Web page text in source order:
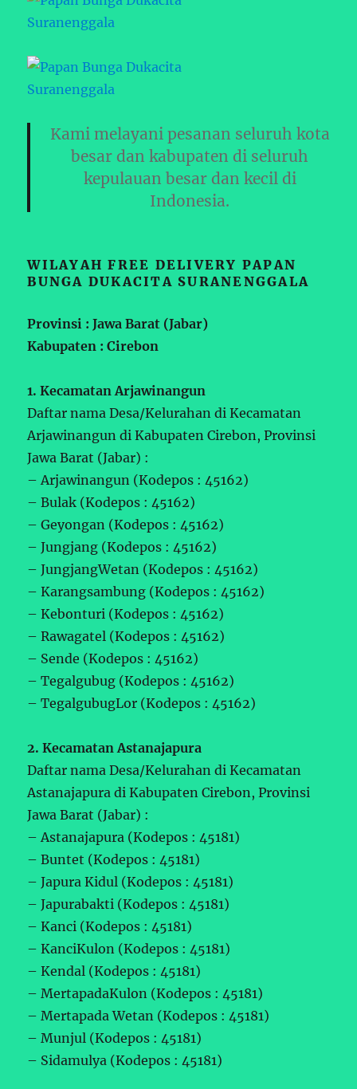
Kami melayani pesanan seluruh kota
besar dan kabupaten di seluruh
kepulauan besar dan kecil di
Indonesia.
WILAYAH FREE DELIVERY PAPAN
BUNGA DUKACITA SURANENGGALA
Provinsi : Jawa Barat (Jabar)
Kabupaten : Cirebon
1. Kecamatan Arjawinangun
Daftar nama Desa/Kelurahan di Kecamatan
Arjawinangun di Kabupaten Cirebon, Provinsi
Jawa Barat (Jabar) :
– Arjawinangun (Kodepos : 45162)
– Bulak (Kodepos : 45162)
– Geyongan (Kodepos : 45162)
– Jungjang (Kodepos : 45162)
– JungjangWetan (Kodepos : 45162)
– Karangsambung (Kodepos : 45162)
– Kebonturi (Kodepos : 45162)
– Rawagatel (Kodepos : 45162)
– Sende (Kodepos : 45162)
– Tegalgubug (Kodepos : 45162)
– TegalgubugLor (Kodepos : 45162)
2. Kecamatan Astanajapura
Daftar nama Desa/Kelurahan di Kecamatan
Astanajapura di Kabupaten Cirebon, Provinsi
Jawa Barat (Jabar) :
– Astanajapura (Kodepos : 45181)
– Buntet (Kodepos : 45181)
– Japura Kidul (Kodepos : 45181)
– Japurabakti (Kodepos : 45181)
– Kanci (Kodepos : 45181)
– KanciKulon (Kodepos : 45181)
– Kendal (Kodepos : 45181)
– MertapadaKulon (Kodepos : 45181)
– Mertapada Wetan (Kodepos : 45181)
– Munjul (Kodepos : 45181)
– Sidamulya (Kodepos : 45181)